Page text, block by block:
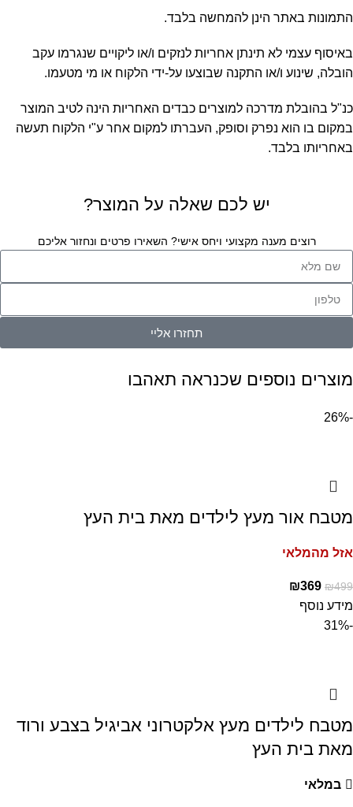
התמונות באתר הינן להמחשה בלבד.
באיסוף עצמי לא תינתן אחריות לנזקים ו/או ליקויים שנגרמו עקב
הובלה, שינוע ו/או התקנה שבוצעו על-ידי הלקוח או מי מטעמו.
כנ"ל בהובלת מדרכה למוצרים כבדים האחריות הינה לטיב המוצר
במקום בו הוא נפרק וסופק, העברתו למקום אחר ע"י הלקוח תעשה
באחריותו בלבד.
יש לכם שאלה על המוצר?
רוצים מענה מקצועי ויחס אישי? השאירו פרטים ונחזור אליכם
תחזרו אליי
מוצרים נוספים שכנראה תאהבו
-26%
מטבח אור מעץ לילדים מאת בית העץ
אזל מהמלאי
₪499
₪369
מידע נוסף
-31%
מטבח לילדים מעץ אלקטרוני אביגיל בצבע ורוד
מאת בית העץ
במלאי